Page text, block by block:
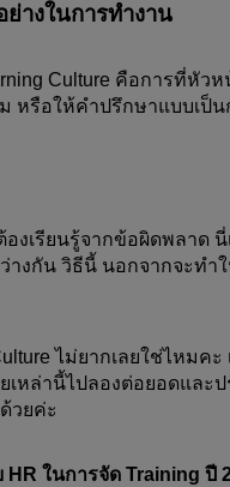
างในการทำงาน
Culture คือการที่หัว
หรือให้คำปรึกษาแบบเป็
งเรียนรู้จากข้อผิดพลาด
างกัน วิธีนี้ นอกจากจะท
ไม่ยากเลยใช่ไหมค
เหล่านี้ไปลองต่อยอดแล
วยค่ะ
ในการจัด Training ปี